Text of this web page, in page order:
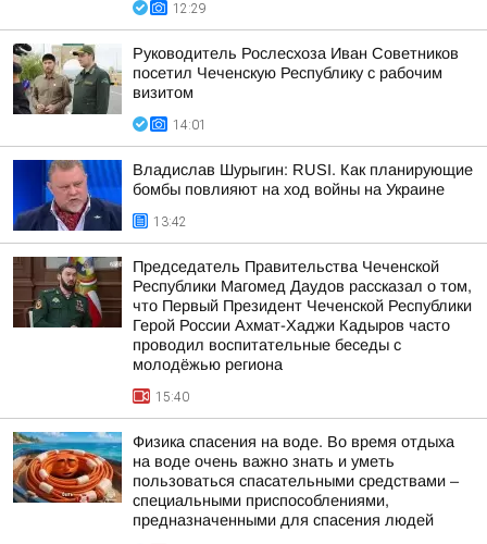
12:29
Руководитель Рослесхоза Иван Советников
посетил Чеченскую Республику с рабочим
визитом
14:01
Владислав Шурыгин: RUSI. Как планирующие
бомбы повлияют на ход войны на Украине
13:42
Председатель Правительства Чеченской
Республики Магомед Даудов рассказал о том,
что Первый Президент Чеченской Республики
Герой России Ахмат-Хаджи Кадыров часто
проводил воспитательные беседы с
молодёжью региона
15:40
Физика спасения на воде. Во время отдыха
на воде очень важно знать и уметь
пользоваться спасательными средствами –
специальными приспособлениями,
предназначенными для спасения людей